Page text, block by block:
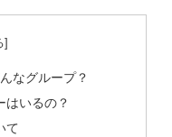
なグループ？
はいるの？
て